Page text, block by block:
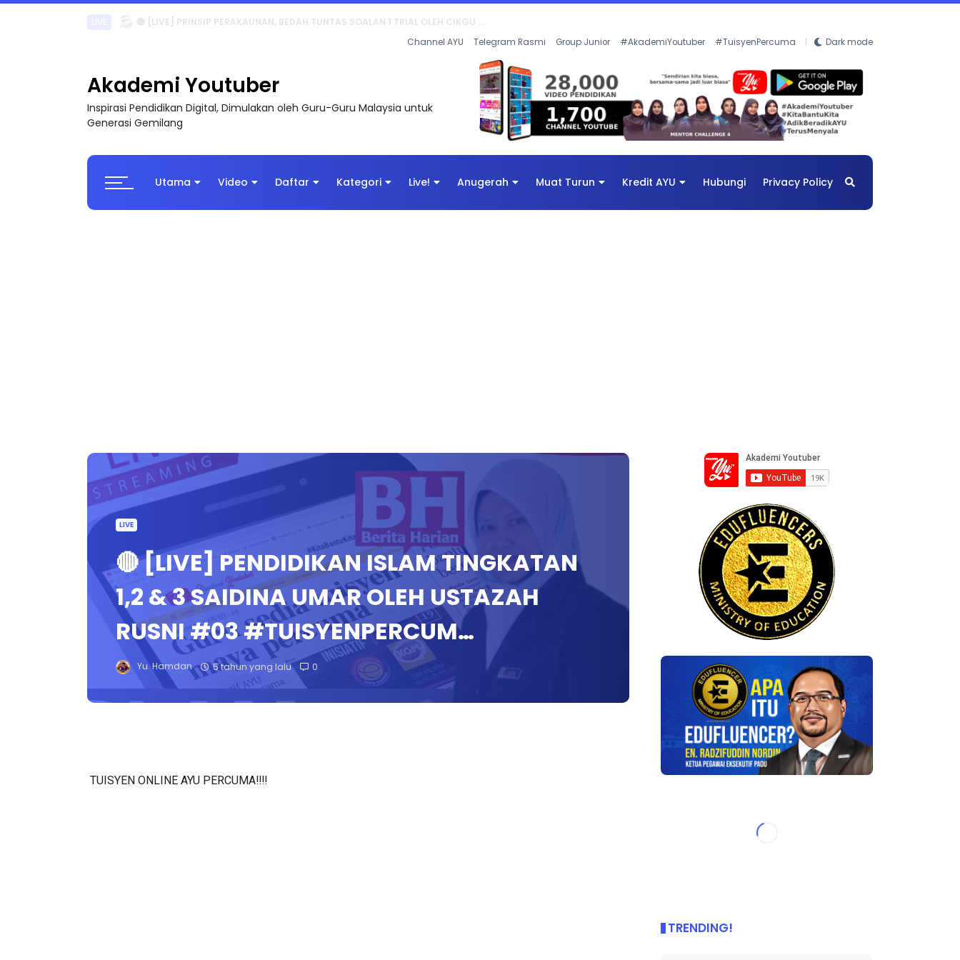
🔴 [LIVE] PRINSIP PERAKAUNAN, BEDAH TUNTAS SOALAN 1 TRIAL OLEH CIKGU ...
Channel AYU Telegram Rasmi Group Junior #AkademiYoutuber #TuisyenPercuma Dark mode
Akademi Youtuber
Inspirasi Pendidikan Digital, Dimulakan oleh Guru-Guru Malaysia untuk
Generasi Gemilang
Utama Video Daftar Kategori Live! Anugerah Muat Turun Kredit AYU Hubungi Privacy Policy
LIVE
🔴 [LIVE] PENDIDIKAN ISLAM TINGKATAN
1,2 & 3 SAIDINA UMAR OLEH USTAZAH
RUSNI #03 #TUISYENPERCUM…
Yu. Hamdan 5 tahun yang lalu 0
TUISYEN ONLINE AYU PERCUMA‼️‼️
TRENDING!